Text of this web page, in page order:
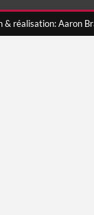
réalisation: Aaron